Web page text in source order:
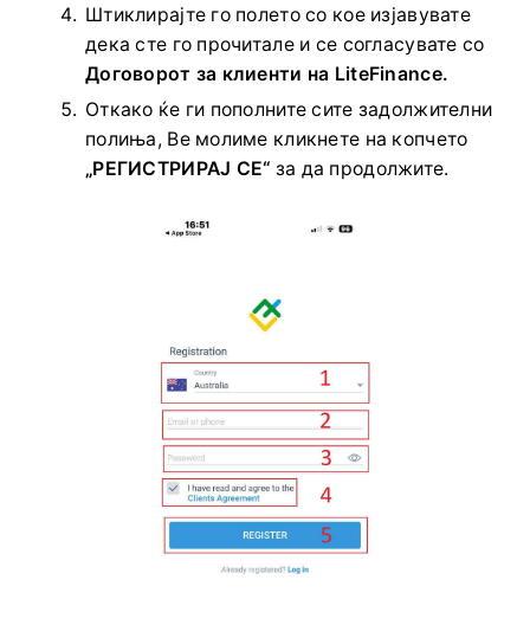
Штиклирајте го полето со кое изјавувате
дека сте го прочитале и се согласувате со
Договорот за клиенти на LiteFinance.
Откако ќе ги пополните сите задолжителни
полиња, Ве молиме кликнете на копчето
„РЕГИСТРИРАЈ СЕ“ за да продолжите.